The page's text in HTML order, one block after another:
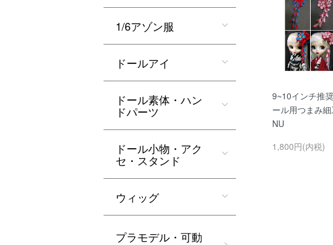
9~10インチ推
ール用つまみ
NU
1,800円(内税)
1/6アゾン服
ドールアイ
ドール素体・ハン
ドパーツ
ドール小物・アク
セ・スタンド
ウィッグ
プラモデル・可動